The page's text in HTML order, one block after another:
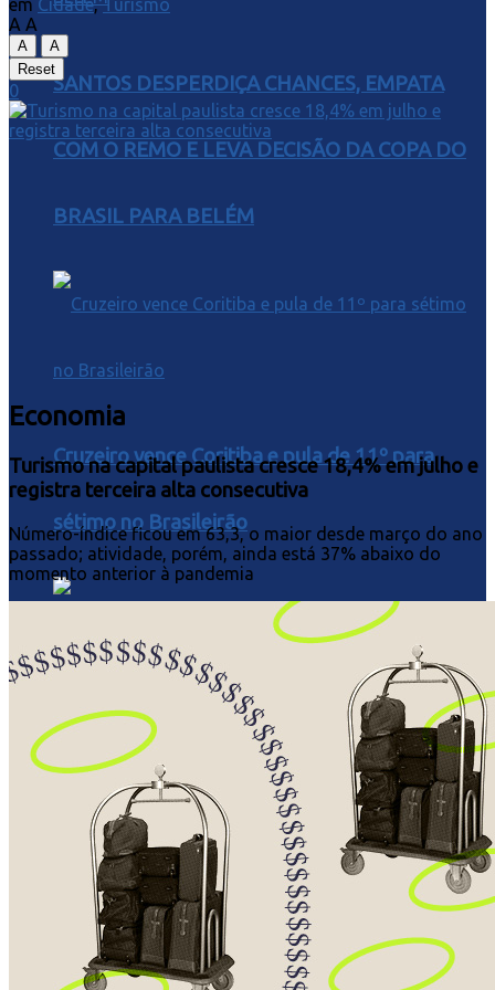
SANTOS DESPERDIÇA CHANCES, EMPATA
COM O REMO E LEVA DECISÃO DA COPA DO
BRASIL PARA BELÉM
Cruzeiro vence Coritiba e pula de 11º para
sétimo no Brasileirão
CORINTHIANS EMPATA COM O ATHLETICO-
PR EM ITAQUERA E PERDE CHANCE DE
ENCOSTAR NO G-6 DO BRASILEIRÃO
em Cidade,Turismo
A A
A
A
Reset
0
Economia
Turismo na capital paulista cresce 18,4% em julho e
registra terceira alta consecutiva
Número-índice ficou em 63,3, o maior desde março do ano
passado; atividade, porém, ainda está 37% abaixo do
momento anterior à pandemia